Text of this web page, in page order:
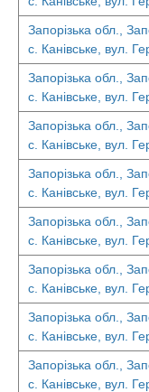
Запорізька обл.,
с. Канівське, вул.
Запорізька обл.,
с. Канівське, вул.
Запорізька обл.,
с. Канівське, вул.
Запорізька обл.,
с. Канівське, вул.
Запорізька обл.,
с. Канівське, вул.
Запорізька обл.,
с. Канівське, вул.
Запорізька обл.,
с. Канівське, вул.
Запорізька обл.,
с. Канівське, вул.